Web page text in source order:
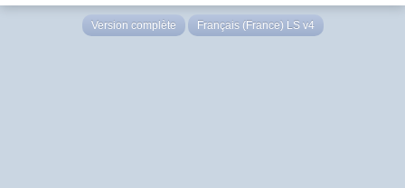
Version complète Français (France) LS v4